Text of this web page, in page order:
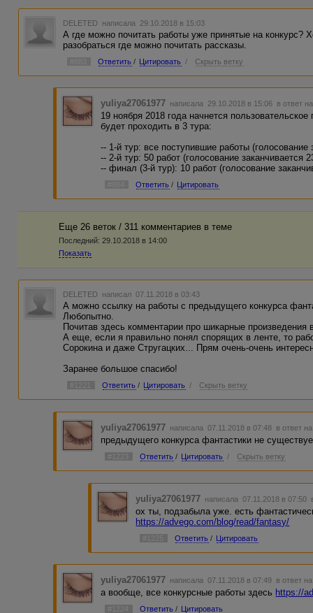
DELETED написала 29.10.2018 в 15:03
А где можно почитать работы уже принятые на конкурс?
разобраться где можно почитать рассказы.
Ответить / Цитировать / Скрыть ветку
yuliya27061977 написала 29.10.2018 в 15:06 в ответ
19 ноября 2018 года начнется
будет проходить в 3 тура:
-- 1-й тур: все поступившие работы (голосование
-- 2-й тур: 50 работ (голосование заканчивается
-- финал (3-й тур): 10 работ (голосование
Ответить / Цитировать
Еще 26 веток / 311 комментариев в темe
Последний: 29.10.2018 в 14:00
Показать
DELETED написал 07.11.2018 в 03:43
А можно ссылку на работы с предыдущего конкурса
Любопытно.
Почитав здесь комментарии про шикарные произведения
А еще, если я правильно понял спорящих в ленте, то
Сорокина и даже Стругацких... Прям очень-очень
Заранее большое спасибо!
#1221 Ответить / Цитировать / Скрыть ветку
yuliya27061977 написала 07.11.2018 в 07:48 в ответ
предыдущего конкурса фантастики не
#1223 Ответить / Цитировать / Скрыть ветку
yuliya27061977 написала 07.11.2018 в 07:50
ох ты, подзабыла уже. есть
https://advego.com/blog/read/fantasy/
#1225 Ответить / Цитировать
yuliya27061977 написала 07.11.2018 в 07:49 в ответ
а вообще, все конкурсные работы здесь https://
#1224 Ответить / Цитировать